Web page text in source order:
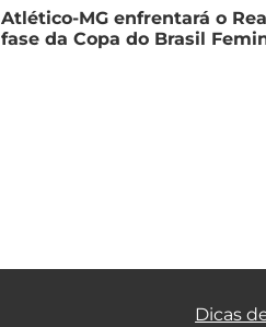
Atlético-MG enfrentará o
fase da Copa do Brasil
Dicas